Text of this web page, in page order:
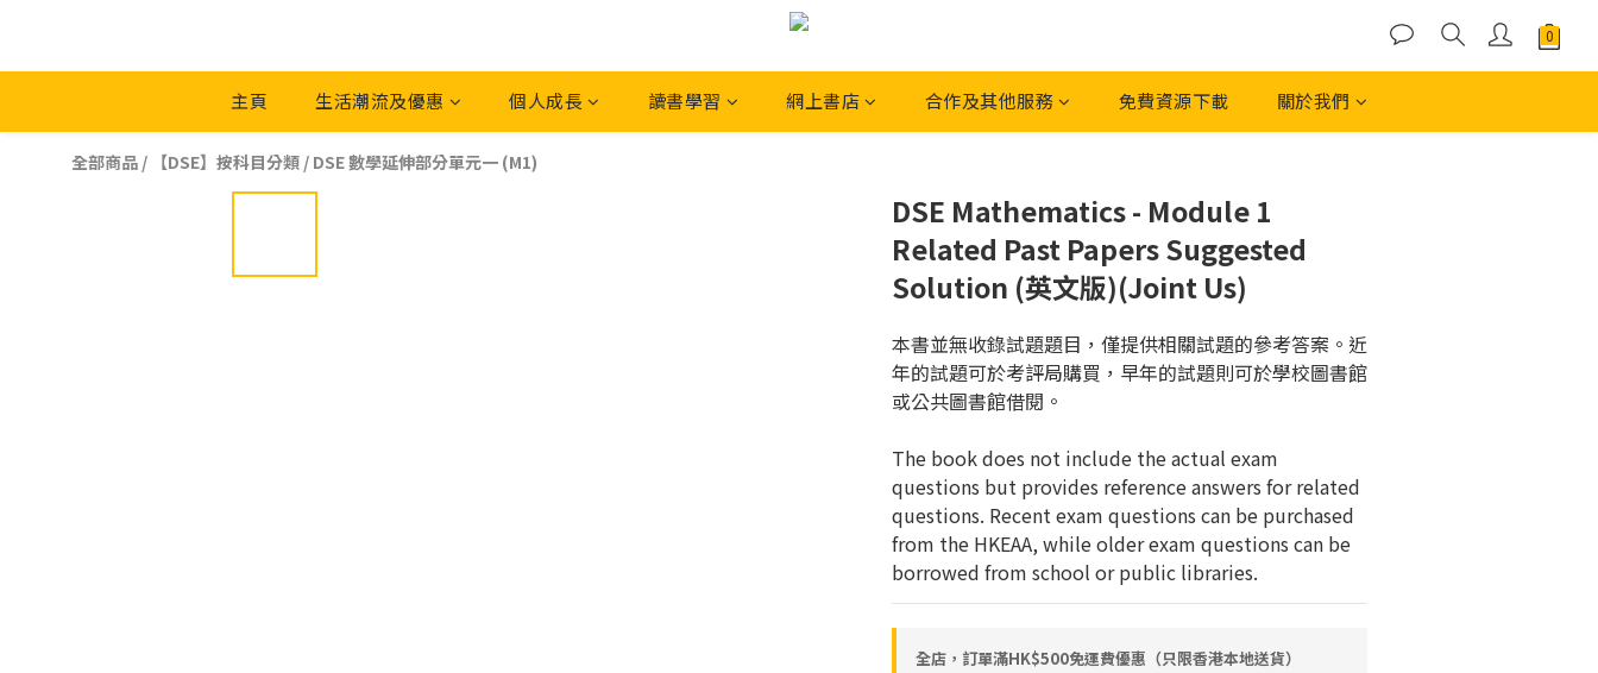
主頁 生活潮流及優惠 個人成長 讀書學習 網上書店 合作及其他服務 免費資源下載 關於我們
全部商品 / 【DSE】按科目分類 / DSE 數學延伸部分單元一 (M1)
DSE Mathematics - Module 1
Related Past Papers Suggested
Solution (英文版)(Joint Us)
本書並無收錄試題題目，僅提供相關試題的參考答案。近
年的試題可於考評局購買，早年的試題則可於學校圖書館
或公共圖書館借閱。
The book does not include the actual exam
questions but provides reference answers for related
questions. Recent exam questions can be purchased
from the HKEAA, while older exam questions can be
borrowed from school or public libraries.
全店，訂單滿HK$500免運費優惠（只限香港本地送貨）